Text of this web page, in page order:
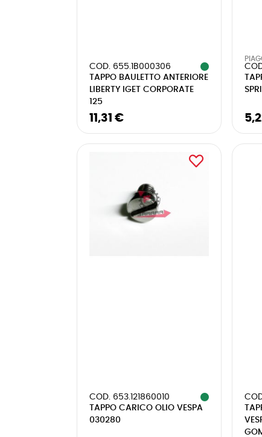
COD. 655.1B000306
TAPPO BAULETTO ANTERIORE
LIBERTY IGET CORPORATE
125
11,31 €
COD. 653.121860010
TAPPO CARICO OLIO VESPA
030280